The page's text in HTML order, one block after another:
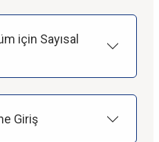
için Sayısal
Giriş